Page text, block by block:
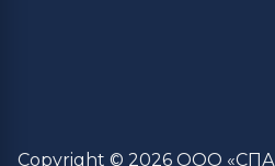
Copyright © 2026 ООО «СПА